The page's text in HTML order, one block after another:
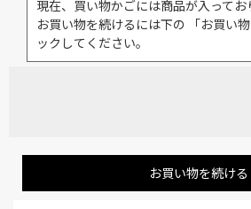
現在、買い物かごには商品が入ってお
お買い物を続けるには下の 「お買い
ックしてください。
お買い物を続ける